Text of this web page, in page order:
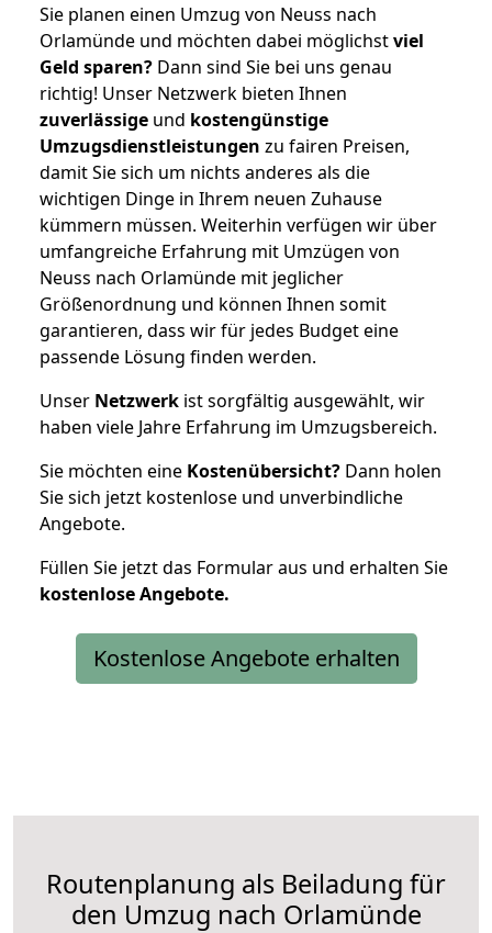
Sie planen einen Umzug von Neuss nach
Orlamünde und möchten dabei möglichstviel
Geld sparen? Dann sind Sie bei uns genau
richtig! Unser Netzwerk bieten Ihnen
zuverlässige und kostengünstige
Umzugsdienstleistungen zu fairen Preisen,
damit Sie sich um nichts anderes als die
wichtigen Dinge in Ihrem neuen Zuhause
kümmern müssen. Weiterhin verfügen wir über
umfangreiche Erfahrung mit Umzügen von
Neuss nach Orlamünde mit jeglicher
Größenordnung und können Ihnen somit
garantieren, dass wir für jedes Budget eine
passende Lösung finden werden.
Unser Netzwerk ist sorgfältig ausgewählt, wir
haben viele Jahre Erfahrung im Umzugsbereich.
Sie möchten eine Kostenübersicht? Dann holen
Sie sich jetzt kostenlose und unverbindliche
Angebote.
Füllen Sie jetzt das Formular aus und erhalten Sie
kostenloseAngebote.
Kostenlose Angebote erhalten
Routenplanung als Beiladung für
den Umzug nach Orlamünde